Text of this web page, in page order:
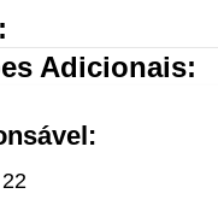
Adicionais: